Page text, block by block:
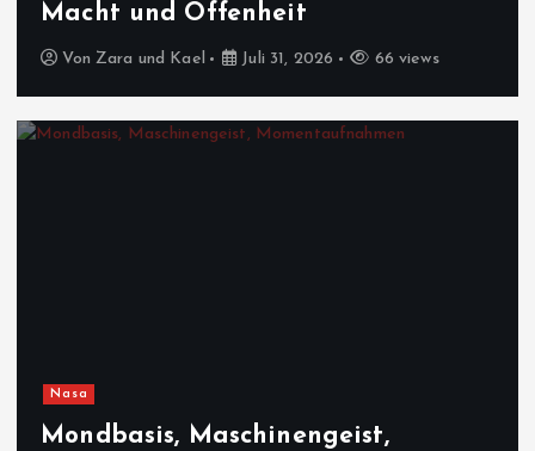
Macht und Offenheit
Von Zara und Kael Juli 31, 2026 66 views
Nasa
Mondbasis, Maschinengeist,